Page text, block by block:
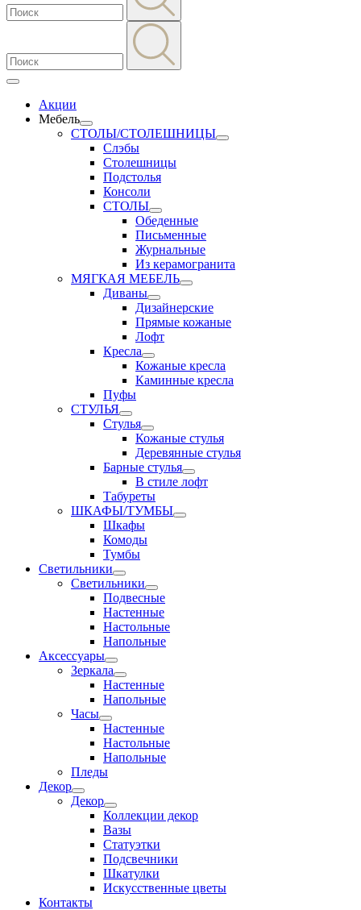
Акции
Мебель
СТОЛЫ/СТОЛЕШНИЦЫ
Слэбы
Столешницы
Подстолья
Консоли
СТОЛЫ
Обеденные
Письменные
Журнальные
Из керамогранита
МЯГКАЯ МЕБЕЛЬ
Диваны
Дизайнерские
Прямые кожаные
Лофт
Кресла
Кожаные кресла
Каминные кресла
Пуфы
СТУЛЬЯ
Стулья
Кожаные стулья
Деревянные стулья
Барные стулья
В стиле лофт
Табуреты
ШКАФЫ/ТУМБЫ
Шкафы
Комоды
Тумбы
Светильники
Светильники
Подвесные
Настенные
Настольные
Напольные
Аксессуары
Зеркала
Настенные
Напольные
Часы
Настенные
Настольные
Напольные
Пледы
Декор
Декор
Коллекции декор
Вазы
Статуэтки
Подсвечники
Шкатулки
Искусственные цветы
Контакты